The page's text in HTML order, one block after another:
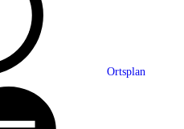
Ortsplan